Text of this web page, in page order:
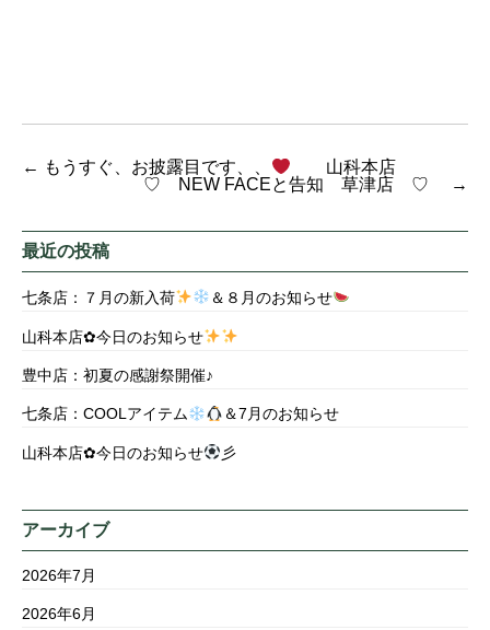
← もうすぐ、お披露目です、、
山科本店
♡ NEW FACEと告知 草津店 ♡
→
最近の投稿
七条店：７月の新入荷 ＆８月のお知らせ
山科本店✿今日のお知らせ
豊中店：初夏の感謝祭開催♪
七条店：COOLアイテム ＆7月のお知らせ
山科本店✿今日のお知らせ 彡
アーカイブ
2026年7月
2026年6月